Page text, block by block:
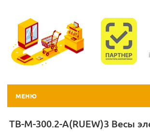
МЕНЮ
TB-M-300.2-А(RUEW)3 Весы